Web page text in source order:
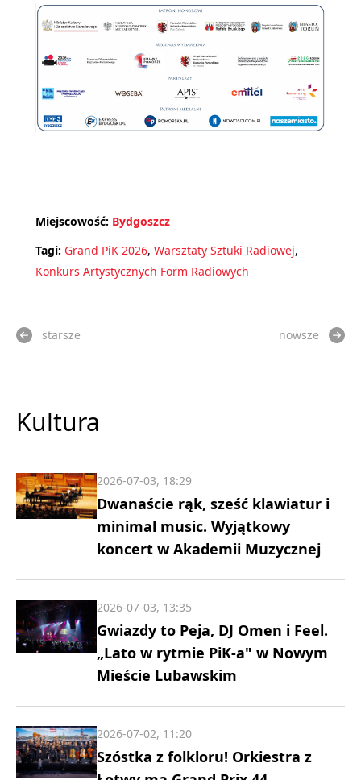
Miejscowość: Bydgoszcz
Tagi: Grand PiK 2026, Warsztaty Sztuki Radiowej,
Konkurs Artystycznych Form Radiowych
starsze nowsze
Kultura
Dwanaście rąk, sześć klawiatur i
minimal music. Wyjątkowy
koncert w Akademii Muzycznej
2026-07-03, 18:29
Gwiazdy to Peja, DJ Omen i Feel.
„Lato w rytmie PiK-a" w Nowym
Mieście Lubawskim
2026-07-03, 13:35
Szóstka z folkloru! Orkiestra z
2026-07-02, 11:20